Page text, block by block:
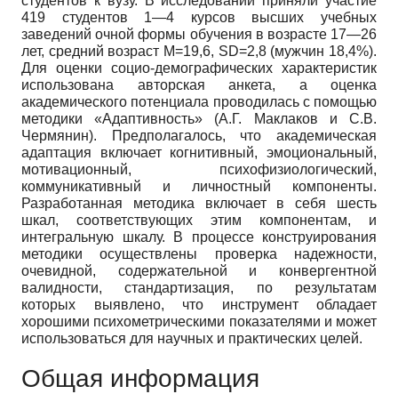
419 студентов 1—4 курсов высших учебных
заведений очной формы обучения в возрасте 17—26
лет, средний возраст М=19,6, SD=2,8 (мужчин 18,4%).
Для оценки социо-демографических характеристик
использована авторская анкета, а оценка
академического потенциала проводилась с помощью
методики «Адаптивность» (А.Г. Маклаков и С.В.
Чермянин). Предполагалось, что академическая
адаптация включает когнитивный, эмоциональный,
мотивационный, психофизиологический,
коммуникативный и личностный компоненты.
Разработанная методика включает в себя шесть
шкал, соответствующих этим компонентам, и
интегральную шкалу. В процессе конструирования
методики осуществлены проверка надежности,
очевидной, содержательной и конвергентной
валидности, стандартизация, по результатам
которых выявлено, что инструмент обладает
хорошими психометрическими показателями и может
использоваться для научных и практических целей.
Общая информация